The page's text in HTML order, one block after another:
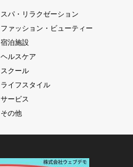
スパ・リラクゼーション
ファッション・ビューティー
宿泊施設
ヘルスケア
スクール
ライフスタイル
サービス
その他